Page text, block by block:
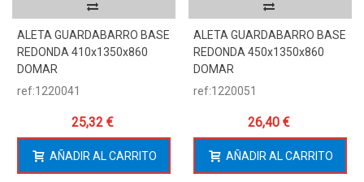
ALETA GUARDABARRO BASE
REDONDA 410x1350x860
DOMAR
ref:1220041
25,32 €
AÑADIR AL CARRITO
ALETA GUARDABARRO BASE
REDONDA 450x1350x860
DOMAR
ref:1220051
26,40 €
AÑADIR AL CARRITO